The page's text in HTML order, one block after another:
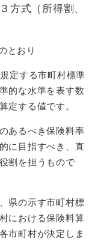
方式（所得割、
とおり
定する市町村標準
的な水準を表す数
定する値です。
あるべき保険料率
に目指すべき、直
割を担うもので
県の示す市町村標
における保険料算
市町村が決定しま